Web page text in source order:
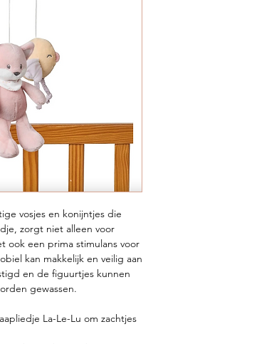
vosjes en konijntjes die
zorgt niet alleen voor
ook een prima stimulans voor
kan makkelijk en veilig aan
en de figuurtjes kunnen
gewassen.
La-Le-Lu om zachtjes